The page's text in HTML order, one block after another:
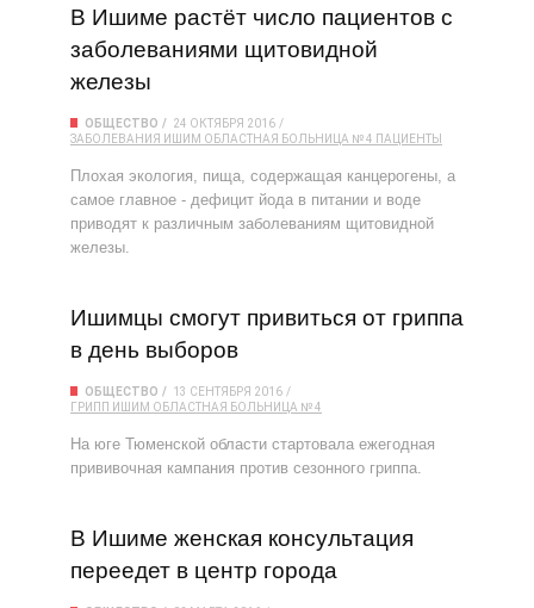
В Ишиме растёт число пациентов с
заболеваниями щитовидной
железы
ОБЩЕСТВО
24 ОКТЯБРЯ 2016
ЗАБОЛЕВАНИЯ ИШИМ ОБЛАСТНАЯ БОЛЬНИЦА № 4 ПАЦИЕНТЫ
Плохая экология, пища, содержащая канцерогены, а
самое главное - дефицит йода в питании и воде
приводят к различным заболеваниям щитовидной
железы.
Ишимцы смогут привиться от гриппа
в день выборов
ОБЩЕСТВО
13 СЕНТЯБРЯ 2016
ГРИПП ИШИМ ОБЛАСТНАЯ БОЛЬНИЦА № 4
На юге Тюменской области стартовала ежегодная
прививочная кампания против сезонного гриппа.
В Ишиме женская консультация
переедет в центр города